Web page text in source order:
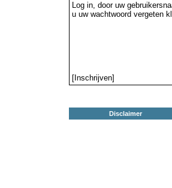
Log in, door uw
u uw wachtwoord vergeten
[Inschrijven]
Disclaimer